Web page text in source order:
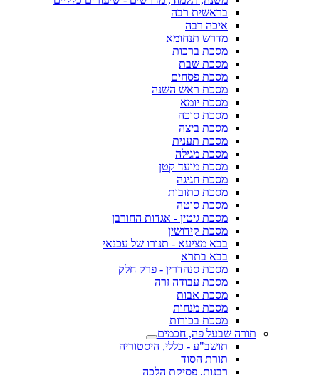
בראשית רבה
איכה רבה
מדרש תנחומא
מסכת ברכות
מסכת שבת
מסכת פסחים
מסכת ראש השנה
מסכת יומא
מסכת סוכה
מסכת ביצה
מסכת תענית
מסכת מגילה
מסכת מועד קטן
מסכת חגיגה
מסכת כתובות
מסכת סוטה
מסכת גיטין - אגדות החורבן
מסכת קידושין
בבא מציעא - תנורו של עכנאי
בבא בתרא
מסכת סנהדרין - פרק חלק
מסכת עבודה זרה
מסכת אבות
מסכת מנחות
מסכת בכורות
תורה שבעל פה, חכמים
תושב"ע - כללי, היסטוריה
תורת הסוד
רבנות, פסיקת הלכה